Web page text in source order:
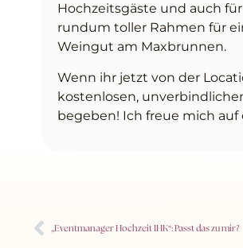
Hochzeitsgäste und auch
rundum toller Rahmen für
Weingut am Maxbrunnen.
Wenn ihr jetzt von der
kostenlosen,
begeben! Ich freue mich auf
„Eventmanager Hochzeit IHK“: Passt das zu mir?